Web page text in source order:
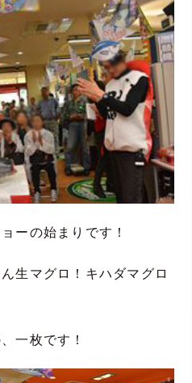
ーの始まりです！
生マグロ！キハダマグロ
一枚です！